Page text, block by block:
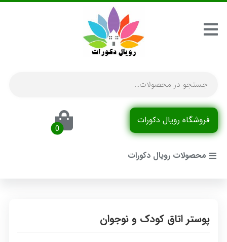
فروشگاه رویال دکورات
محصولات رویال دکورات
پوستر اتاق کودک و نوجوان